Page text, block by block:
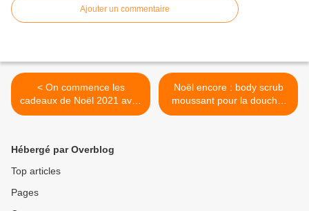
Ajouter un commentaire
< On commence les
cadeaux de Noël 2021 avec
Crish, bien sûr! Toner pour
Noël encore : body scrub
moussant pour la douche,
selon L?sh >
Hébergé par Overblog
Top articles
Pages